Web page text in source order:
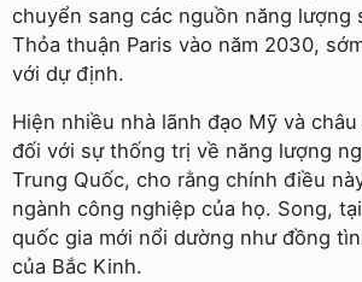
chuyển sang các nguồn năng lượng
Thỏa thuận Paris vào năm 2030,
với dự định.
Hiện nhiều nhà lãnh đạo Mỹ và
đối với sự thống trị về năng lượng
Trung Quốc, cho rằng chính điều
ngành công nghiệp của họ. Song,
quốc gia mới nổi dường như đồng
của Bắc Kinh.